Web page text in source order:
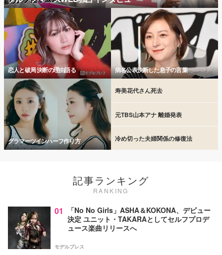
恋人と破局 決断の理由語る 病名公表決断した息子の言葉
グラマーツインハーフ作り方
寿美花代さん死去
元TBS山本アナ 離婚発表
冷め切った夫婦関係の修復法
記事ランキング
RANKING
01
「No No Girls」ASHA＆KOKONA、デビュー
決定 ユニット・TAKARAとしてセルフプロデ
ュース楽曲リリースへ
モデルプレス